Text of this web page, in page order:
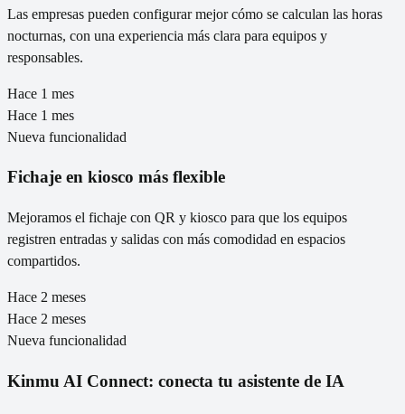
Las empresas pueden configurar mejor cómo se calculan las horas
nocturnas, con una experiencia más clara para equipos y
responsables.
Hace 1 mes
Hace 1 mes
Nueva funcionalidad
Fichaje en kiosco más flexible
Mejoramos el fichaje con QR y kiosco para que los equipos
registren entradas y salidas con más comodidad en espacios
compartidos.
Hace 2 meses
Hace 2 meses
Nueva funcionalidad
Kinmu AI Connect: conecta tu asistente de IA